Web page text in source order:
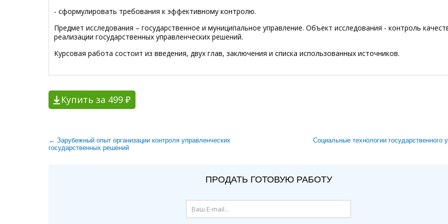
- сформулировать требования к эффективному контролю.
Предмет исследования – государственное и муниципальное управление. Объект исследования - контроль
реализации государственных управленческих решений.
Курсовая работа состоит из введения, двух глав, заключения и списка использованных источников.
Купить за 499 ₽
← Зарубежный опыт организации контроля управленческих
государственных решений
Cоциальные технологии государственного
ПРОДАТЬ ГОТОВУЮ РАБОТУ